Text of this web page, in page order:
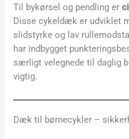
Til bykørsel og pendling er
Disse cykeldæk er udviklet
slidstyrke og lav
har indbygget
særligt velegnede til daglig
vigtig.
Dæk til børnecykler –